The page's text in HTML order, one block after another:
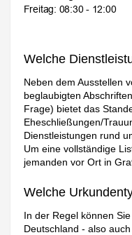
Welche
Neben dem Ausstellen
beglaubigten
Frage) bietet das
Eheschließungen/
Dienstleistungen rund
Um eine vollständige
jemanden vor Ort in
Welche
In der Regel können
Deutschland - also